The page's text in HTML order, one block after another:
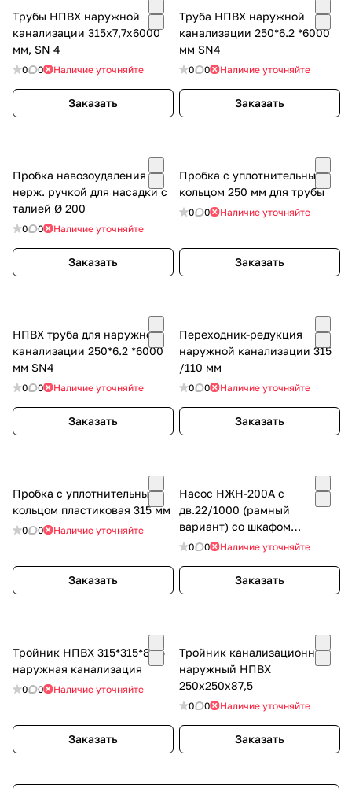
Трубы НПВХ наружной
канализации 315х7,7х6000
мм, SN 4
0 0 Наличие уточняйте
Заказать
Труба НПВХ наружной
канализации 250*6.2 *6000
мм SN4
0 0 Наличие уточняйте
Заказать
Пробка навозоудаления с
нерж. ручкой для насадки с
талией Ø 200
0 0 Наличие уточняйте
Заказать
Пробка с уплотнительным
кольцом 250 мм для трубы
0 0 Наличие уточняйте
Заказать
НПВХ труба для наружной
канализации 250*6.2 *6000
мм SN4
0 0 Наличие уточняйте
Заказать
Переходник-редукция
наружной канализации 315
/110 мм
0 0 Наличие уточняйте
Заказать
Пробка с уплотнительным
кольцом пластиковая 315 мм
0 0 Наличие уточняйте
Заказать
Насос НЖН-200А с
дв.22/1000 (рамный
вариант) со шкафом
управления, с рукавом (Dy-
Глубина погружения 3,5 м.
0 0 Наличие уточняйте
Заказать
Тройник НПВХ 315*315*87,5
наружная канализация
0 0 Наличие уточняйте
Заказать
Тройник канализационный
наружный НПВХ
250х250х87,5
0 0 Наличие уточняйте
Заказать